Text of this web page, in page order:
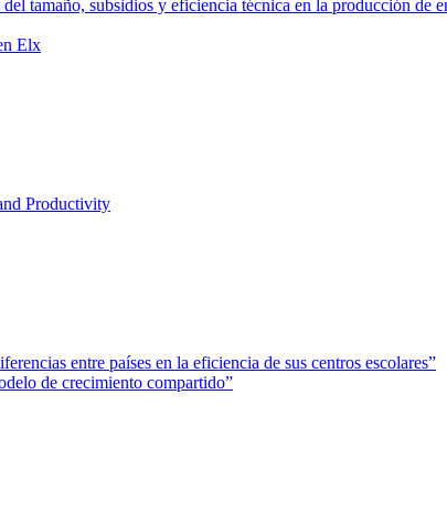
tamaño, subsidios y eficiencia técnica en la producción de
Elx
Productivity
entre países en la eficiencia de sus centros escolares”
de crecimiento compartido”